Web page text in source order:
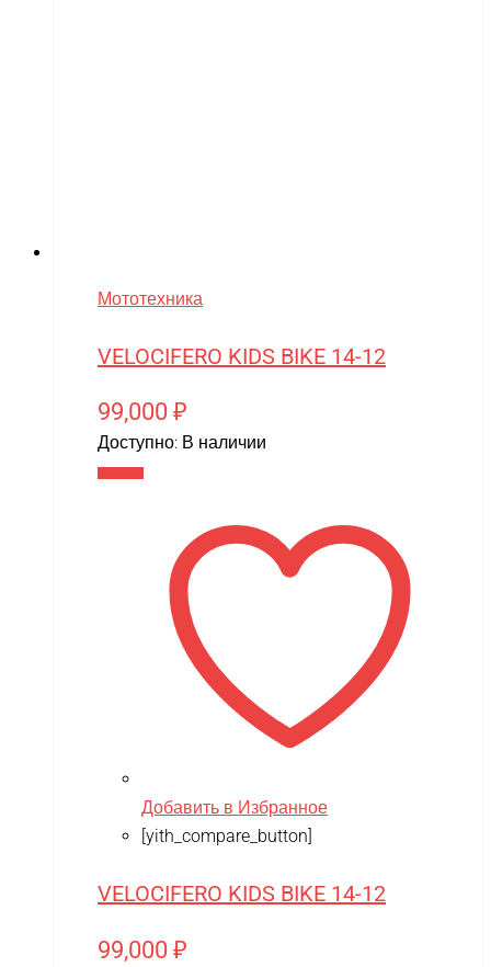
Мототехника
VELOCIFERO KIDS BIKE 14-12
99,000 ₽
Доступно: В наличии
Добавить в Избранное
[yith_compare_button]
VELOCIFERO KIDS BIKE 14-12
99,000 ₽